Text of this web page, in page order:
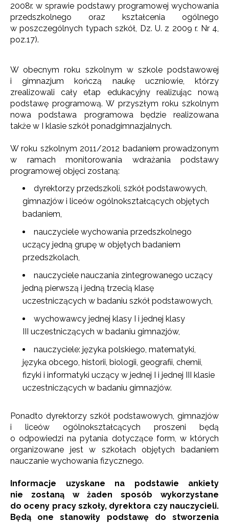
2008r. w sprawie podstawy programowej wychowania
przedszkolnego oraz kształcenia ogólnego
w poszczególnych typach szkół, Dz. U. z 2009 r. Nr 4,
poz.17).
W obecnym roku szkolnym w szkole podstawowej
i gimnazjum kończą naukę uczniowie, którzy
zrealizowali cały etap edukacyjny realizując nową
podstawę programową. W przyszłym roku szkolnym
nowa podstawa programowa będzie realizowana
także w I klasie szkół ponadgimnazjalnych.
W roku szkolnym 2011/2012 badaniem prowadzonym
w ramach monitorowania wdrażania podstawy
programowej objęci zostaną:
dyrektorzy przedszkoli, szkół podstawowych,
gimnazjów i liceów ogólnokształcących objętych
badaniem,
nauczyciele wychowania przedszkolnego
uczący jedną grupę w objętych badaniem
przedszkolach,
nauczyciele nauczania zintegrowanego uczący
jedną pierwszą i jedną trzecią klasę
uczestniczących w badaniu szkół podstawowych,
wychowawcy jednej klasy I i jednej klasy
III uczestniczących w badaniu gimnazjów,
nauczyciele: języka polskiego, matematyki,
języka obcego, historii, biologii, geografii, chemii,
fizyki i informatyki uczący w jednej I i jednej III klasie
uczestniczących w badaniu gimnazjów.
Ponadto dyrektorzy szkół podstawowych, gimnazjów
i liceów ogólnokształcących proszeni będą
o odpowiedzi na pytania dotyczące form, w których
organizowane jest w szkołach objętych badaniem
nauczanie wychowania fizycznego.
Informacje uzyskane na podstawie ankiety
nie zostaną w żaden sposób wykorzystane
do oceny pracy szkoły, dyrektora czy nauczycieli.
Będą one stanowiły podstawę do stworzenia